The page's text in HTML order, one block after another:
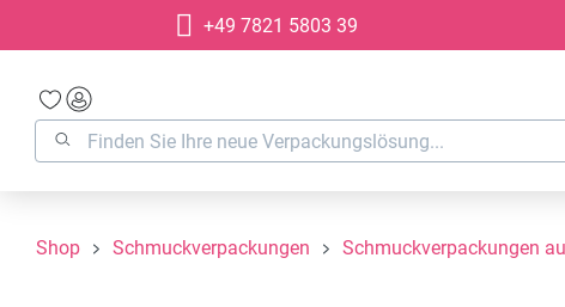
Zur Hauptnavigation springen
+49 7821 5803 39
Shop Schmuckverpackungen Schmuckverpackungen